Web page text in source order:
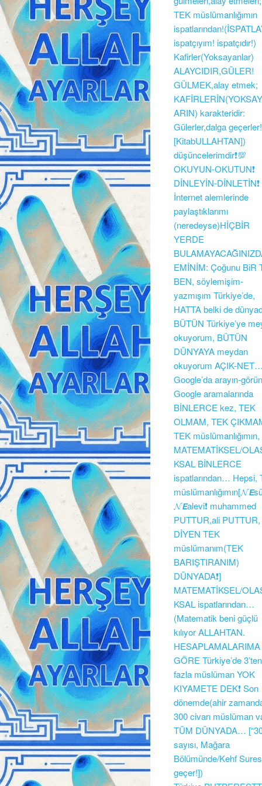
TEK müslümanlığımın
ispatçıyım! ispatçıdır!)
Kafirler(Yoksayanlar)
ALAYCIDIR,GÜLER!
GÜLMEK,alay etmek;
ARIN) karakteridir:
Gülerler,dalga geçerler!
[KitabULLAHTAN])
düşüncelerimdir❗💯
OKUYUN-OKUTUN❗
DİNLEYİN-DİNLETİN❗
İnternet alemlerinde
paylaştıklarımı
(neredeyse)HİÇBİR
YERDE
EMİNİM: Çoğunu BiR
BEN, söylemişim-
yazmışım Türkiye’de,
HATTA belki de
BÜTÜN Türkiye’ye
okuyorum, BÜTÜN
DÜNYAYA meydan
okuyorum AÇIK-NET…
Google’da arayın-
Google aramalarında
BİNLERCE kez, TEK
OLMAM, TEK
TEK müslümanlığımın,
MATEMATİKSEL/
KSAL BİNLERCE
ispatlarından… Hepsi,
𝓝𝙀alevi❗ muhammed
PUTTUR,ali PUTTUR,
DİYEN TEK
müslümanım(TEK
BARIŞTIRANIM)
DÜNYADA❗]
MATEMATİKSEL/
KSAL ispatlarından…
(Matematik beni güçlü
kılıyor ALLAHTAN.
HESAPLAMALARIMA
GÖRE Türkiye’de 3’ten
fazla müslüman YOK
KIYAMETE DEK❗ Son
dönemde(ahir
300 civarı müslüman
TÜM DÜNYADA…
sayısı, Mağara
Bölümünde/Kehf
geçer!])